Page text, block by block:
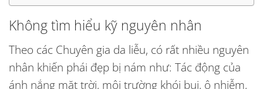
Không tìm hiểu kỹ nguyên nhân
Theo các Chuyên gia da liễu, có rất nhiều nguyên
nhân khiến phái đẹp bị nám như: Tác động của
ánh nắng mặt trời, môi trường khói bụi, ô nhiễm,